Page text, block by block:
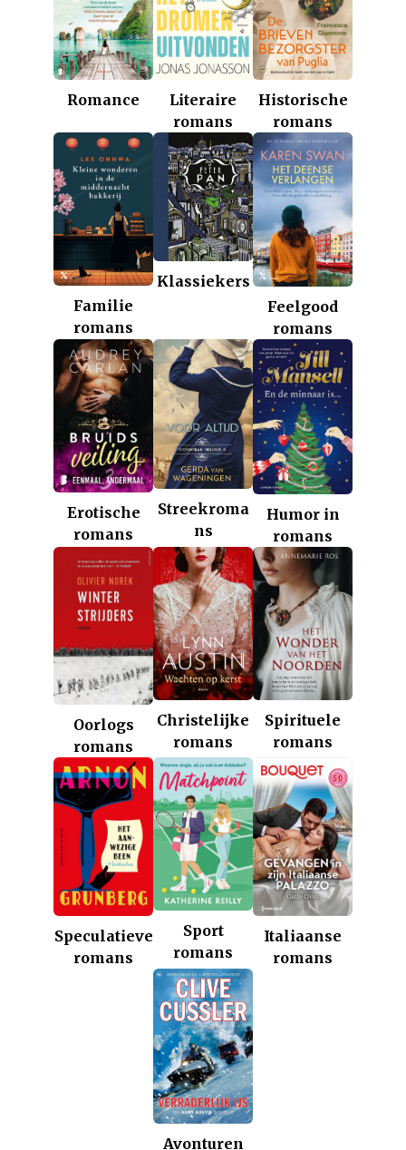
Romance
Literaire
romans
Historische
romans
Familie
romans
Klassiekers
Feelgood
romans
Erotische
romans
Streekroma
ns
Humor in
romans
Oorlogs
romans
Christelijke
romans
Spirituele
romans
Speculatieve
romans
Sport
romans
Italiaanse
romans
Avonturen